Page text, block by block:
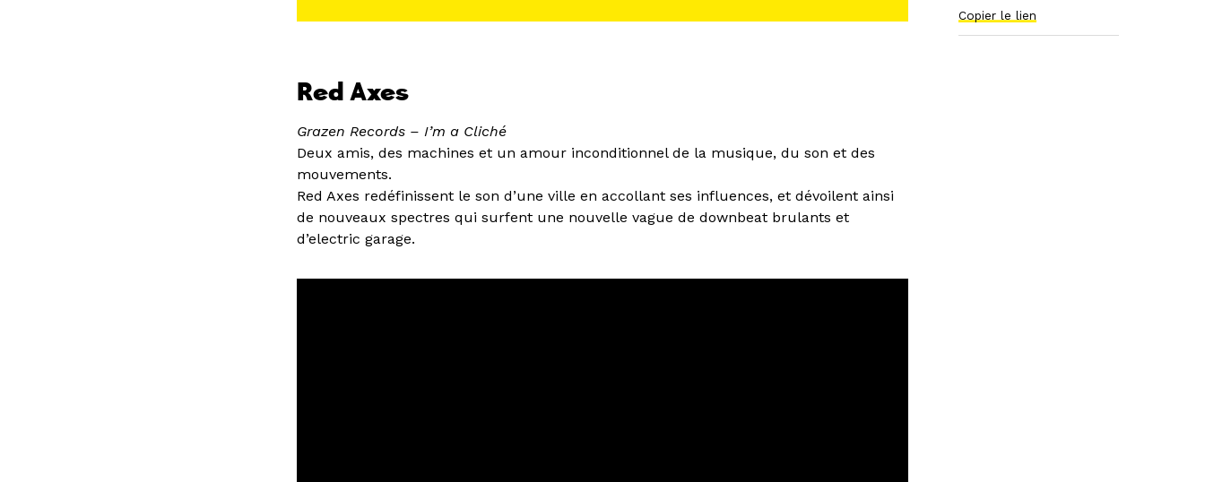
Red Axes
Grazen Records – I’m a Cliché
Deux amis, des machines et un amour inconditionnel de la musique, du son et des
mouvements.
Red Axes redéfinissent le son d’une ville en accollant ses influences, et dévoilent ainsi
de nouveaux spectres qui surfent une nouvelle vague de downbeat brulants et
d’electric garage.
Copier le lien